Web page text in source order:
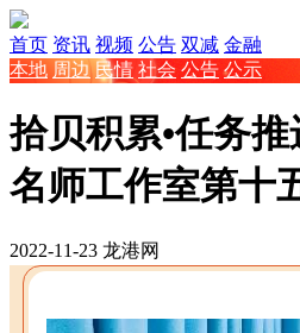
首页 资讯 视频 公告 双减 金融
本地 周边 民情 社会 公告 公示
拾贝积累•任务
名师工作室第十
2022-11-23 龙港网